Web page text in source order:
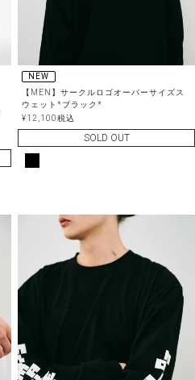
NEW
【MEN】サークルロゴオーバーサイズス
ウェット*ブラック*
¥12,100税込
SOLD OUT